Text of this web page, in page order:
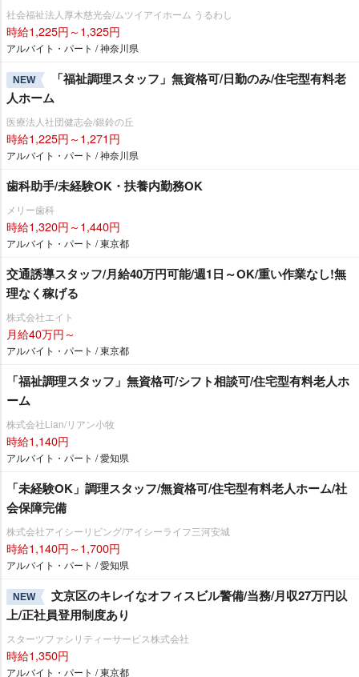
社会福祉法人厚木慈光会/ムツイアイホーム うるわし
時給1,225円～1,325円
アルバイト・パート / 神奈川県
NEW
「福祉調理スタッフ」無資格可/日勤のみ/住宅型有料老
人ホーム
医療法人社団健志会/銀鈴の丘
時給1,225円～1,271円
アルバイト・パート / 神奈川県
歯科助手/未経験OK・扶養内勤務OK
メリー歯科
時給1,320円～1,440円
アルバイト・パート / 東京都
交通誘導スタッフ/月給40万円可能/週1日～OK/重い作業なし!無
理なく稼げる
株式会社エイト
月給40万円～
アルバイト・パート / 東京都
「福祉調理スタッフ」無資格可/シフト相談可/住宅型有料老人ホ
ーム
株式会社Lian/リアン小牧
時給1,140円
アルバイト・パート / 愛知県
「未経験OK」調理スタッフ/無資格可/住宅型有料老人ホーム/社
会保障完備
株式会社アイシーリビング/アイシーライフ三河安城
時給1,140円～1,700円
アルバイト・パート / 愛知県
NEW
文京区のキレイなオフィスビル警備/当務/月収27万円以
上/正社員登用制度あり
スターツファシリティーサービス株式会社
時給1,350円
アルバイト・パート / 東京都